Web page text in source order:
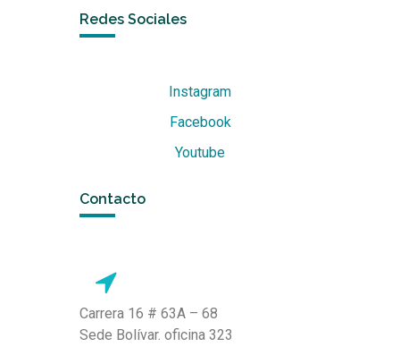
Redes Sociales
Instagram
Facebook
Youtube
Contacto
Carrera 16 # 63A – 68
Sede Bolívar. oficina 323